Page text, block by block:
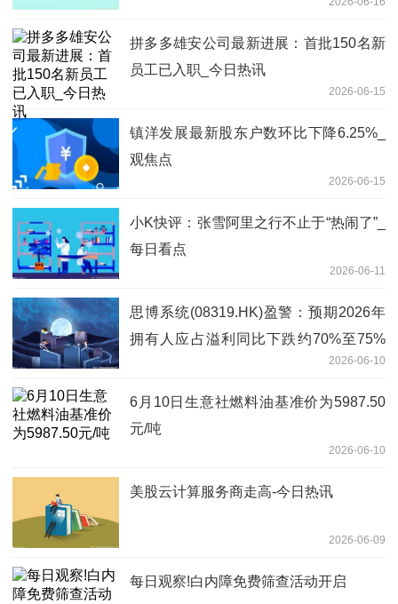
拼多多雄安公司最新进展：首批150名新
员工已入职_今日热讯
2026-06-15
镇洋发展最新股东户数环比下降6.25%_
观焦点
2026-06-15
小K快评：张雪阿里之行不止于“热闹了”_
每日看点
2026-06-11
思博系统(08319.HK)盈警：预期2026年
拥有人应占溢利同比下跌约70%至75%
2026-06-10
6月10日生意社燃料油基准价为5987.50
元/吨
2026-06-10
美股云计算服务商走高-今日热讯
2026-06-09
每日观察!白内障免费筛查活动开启